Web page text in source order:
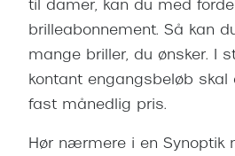
til damer, kan du med
brilleabonnement. Så kan
mange briller, du ønsker. I
kontant engangsbeløb skal
fast månedlig pris.
Hør nærmere i en